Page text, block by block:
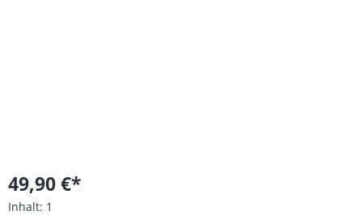
49,90 €*
Inhalt: 1